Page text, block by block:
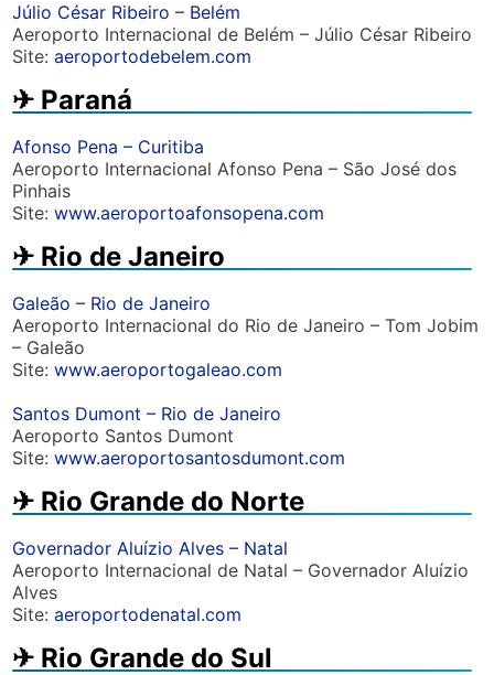
Júlio César Ribeiro – Belém
Aeroporto Internacional de Belém – Júlio César Ribeiro
Site:aeroportodebelem.com
✈︎ Paraná
Afonso Pena – Curitiba
Aeroporto Internacional Afonso Pena – São José dos
Pinhais
Site:www.aeroportoafonsopena.com
✈︎ Rio de Janeiro
Galeão – Rio de Janeiro
Aeroporto Internacional do Rio de Janeiro – Tom Jobim
– Galeão
Site:www.aeroportogaleao.com
Santos Dumont – Rio de Janeiro
Aeroporto Santos Dumont
Site:www.aeroportosantosdumont.com
✈︎ Rio Grande do Norte
Governador Aluízio Alves – Natal
Aeroporto Internacional de Natal – Governador Aluízio
Alves
Site:aeroportodenatal.com
✈︎ Rio Grande do Sul